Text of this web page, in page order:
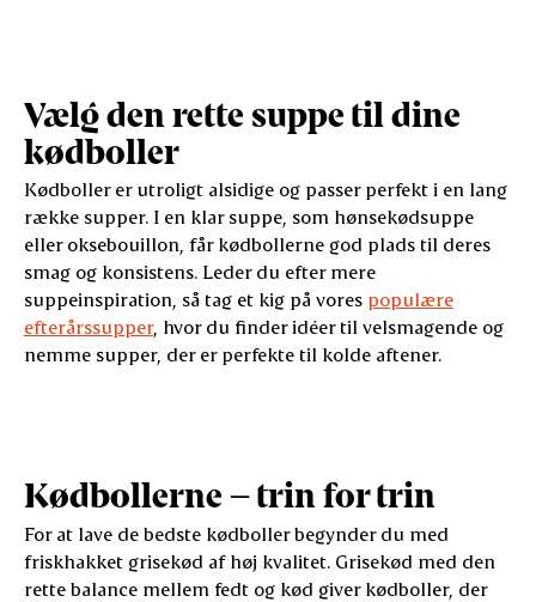
Vælg den rette suppe til dine
kødboller
Kødboller er utroligt alsidige og passer perfekt i en lang
række supper. I en klar suppe, som hønsekødsuppe
eller oksebouillon, får kødbollerne god plads til deres
smag og konsistens. Leder du efter mere
suppeinspiration, så tag et kig på vores populære
efterårssupper, hvor du finder idéer til velsmagende og
nemme supper, der er perfekte til kolde aftener.
Kødbollerne – trin for trin
For at lave de bedste kødboller begynder du med
friskhakket grisekød af høj kvalitet. Grisekød med den
rette balance mellem fedt og kød giver kødboller, der